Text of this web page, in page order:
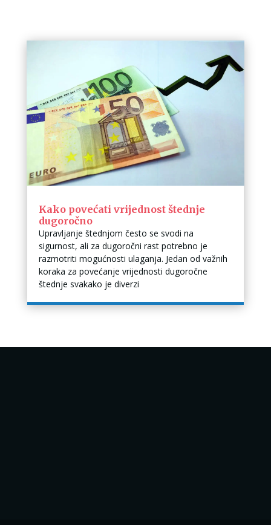
Kako povećati vrijednost štednje
dugoročno
Upravljanje štednjom često se svodi na
sigurnost, ali za dugoročni rast potrebno je
razmotriti mogućnosti ulaganja. Jedan od važnih
koraka za povećanje vrijednosti dugoročne
štednje svakako je diverzi